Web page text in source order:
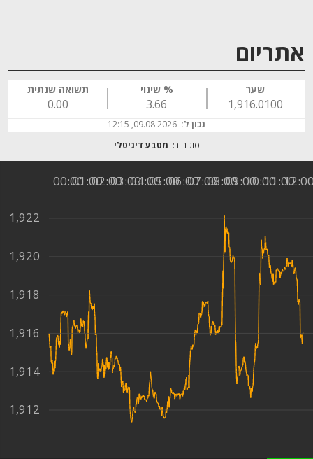
אתריום
שער
1,916.0100
% שינוי
3.66
תשואה שנתית
0.00
נכון ל: 09.08.2026, 12:15
סוג נייר: מטבע דיגיטלי
00:0001:0002:0003:0004:0005:0006:0007:0008:0009:0010:0011:00
1,912
1,914
1,916
1,918
1,920
1,922